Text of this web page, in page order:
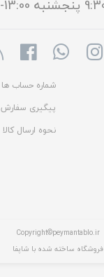
شماره حساب ها
پیگیری سفارش
نحوه ارسال کالا
Copyright©peymantablo.ir
فروشگاه ساخته شده با شاپفا